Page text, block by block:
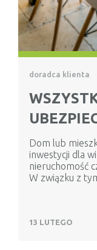
doradca klienta
Dom lub
inwestycji dla
nieruchomość
W związku z
13 LUTEGO